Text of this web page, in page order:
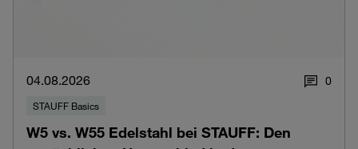
04.08.2026 0
STAUFF Basics
W5 vs. W55 Edelstahl bei STAUFF: Den